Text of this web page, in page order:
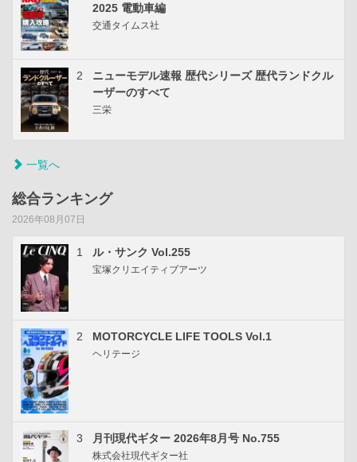
2025 電動車編
交通タイムス社
2
ニューモデル速報 歴代シリーズ 歴代ランドクル
ーザーのすべて
三栄
一覧へ
総合ランキング
2026年08月07日
1 ル・サンク Vol.255
宝塚クリエイティブアーツ
2 MOTORCYCLE LIFE TOOLS Vol.1
ヘリテージ
3 月刊現代ギター 2026年8月号 No.755
株式会社現代ギター社